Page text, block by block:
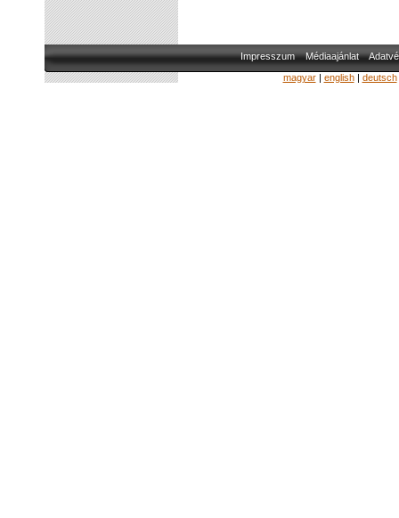
Impresszum Médiaajánlat
magyar| english| deutsch